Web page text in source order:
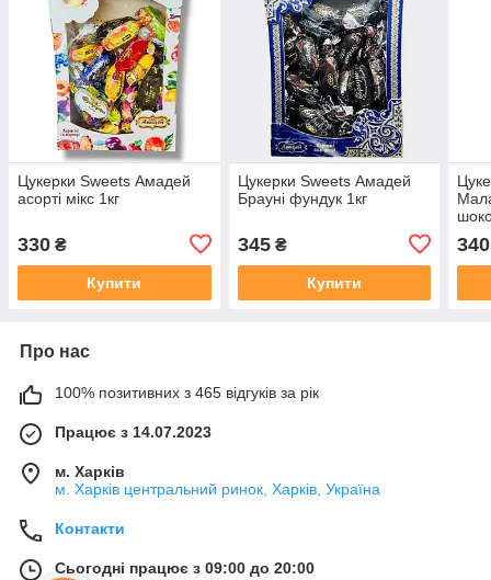
Цукерки Sweets Амадей
асорті мікс 1кг
330 ₴
Купити
Цукерки Sweets Амадей
Брауні фундук 1кг
345₴
Купити
340
Про нас
100% позитивних з 465 відгуків за рік
Працює з 14.07.2023
м. Харків
м. Харків центральний ринок, Харків, Україна
Контакти
Сьогодні працює з 09:00 до 20:00